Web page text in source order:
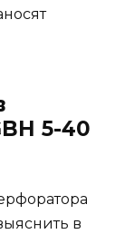
5-40
в